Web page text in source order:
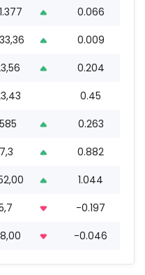
0.066
0.009
0.204
0.45
0.263
0.882
1.044
-0.197
-0.046